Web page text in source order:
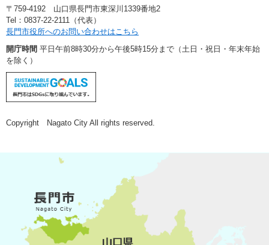
〒759-4192 山口県長門市東深川1339番地2
Tel：0837-22-2111（代表）
長門市役所へのお問い合わせはこちら
開庁時間 平日午前8時30分から午後5時15分まで（土日・祝日・年末年始
を除く）
Copyright Nagato City All rights reserved.